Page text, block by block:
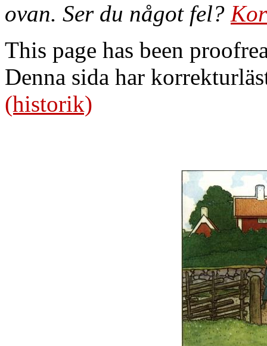
ovan. Ser du något fel?
This page has been
Denna sida har
(historik)